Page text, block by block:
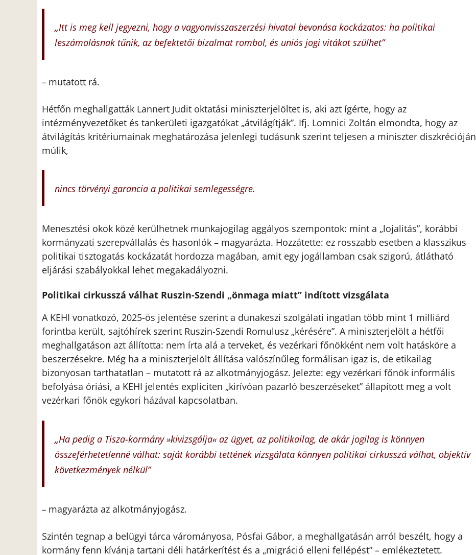
„Itt is meg kell jegyezni, hogy a vagyonvisszaszerzési hivatal bevonása kockázatos: ha politikai
leszámolásnak tűnik, az befektetői bizalmat rombol, és uniós jogi vitákat szülhet”
– mutatott rá.
Hétfőn meghallgatták Lannert Judit oktatási miniszterjelöltet is, aki azt ígérte, hogy az
intézményvezetőket és tankerületi igazgatókat „átvilágítják”. Ifj. Lomnici Zoltán elmondta, hogy az
átvilágítás kritériumainak meghatározása jelenlegi tudásunk szerint teljesen a miniszter diszkrécióján
múlik,
nincs törvényi garancia a politikai semlegességre.
Menesztési okok közé kerülhetnek munkajogilag aggályos szempontok: mint a „lojalitás”, korábbi
kormányzati szerepvállalás és hasonlók – magyarázta. Hozzátette: ez rosszabb esetben a klasszikus
politikai tisztogatás kockázatát hordozza magában, amit egy jogállamban csak szigorú, átlátható
eljárási szabályokkal lehet megakadályozni.
Politikai cirkusszá válhat Ruszin-Szendi „önmaga miatt” indított vizsgálata
A KEHI vonatkozó, 2025-ös jelentése szerint a dunakeszi szolgálati ingatlan több mint 1 milliárd
forintba került, sajtóhírek szerint Ruszin-Szendi Romulusz „kérésére”. A miniszterjelölt a hétfői
meghallgatáson azt állította: nem írta alá a terveket, és vezérkari főnökként nem volt hatásköre a
beszerzésekre. Még ha a miniszterjelölt állítása valószínűleg formálisan igaz is, de etikailag
bizonyosan tarthatatlan – mutatott rá az alkotmányjogász. Jelezte: egy vezérkari főnök informális
befolyása óriási, a KEHI jelentés expliciten „kirívóan pazarló beszerzéseket” állapított meg a volt
vezérkari főnök egykori házával kapcsolatban.
„Ha pedig a Tisza-kormány »kivizsgálja« az ügyet, az politikailag, de akár jogilag is könnyen
összeférhetetlenné válhat: saját korábbi tettének vizsgálata könnyen politikai cirkusszá válhat, objektív
következmények nélkül”
– magyarázta az alkotmányjogász.
Szintén tegnap a belügyi tárca várományosa, Pósfai Gábor, a meghallgatásán arról beszélt, hogy a
kormány fenn kívánja tartani déli határkerítést és a „migráció elleni fellépést” – emlékeztetett.